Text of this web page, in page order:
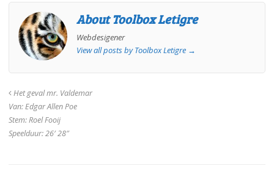
About Toolbox Letigre
Webdesigener
View all posts by Toolbox Letigre →
Het geval mr. Valdemar
Van: Edgar Allen Poe
Stem: Roel Fooij
Speelduur: 26′ 28″